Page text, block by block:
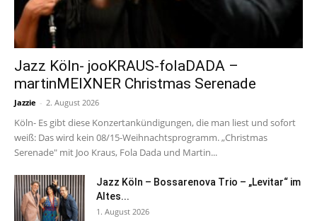
Jazz Köln- jooKRAUS-folaDADA –
martinMEIXNER Christmas Serenade
Jazzie - 2. August 2026
Köln- Es gibt diese Konzertankündigungen, die man liest und sofort
weiß: Das wird kein 08/15-Weihnachtsprogramm. „Christmas
Serenade" mit Joo Kraus, Fola Dada und Martin...
Jazz Köln – Bossarenova Trio – „Levitar“ im
Altes...
1. August 2026